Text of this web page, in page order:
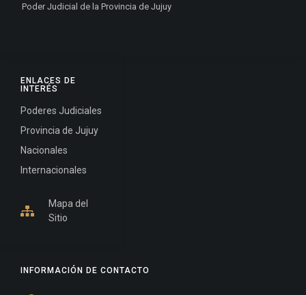
INFORMACIÓN DE CONTACTO
ENLACES DE
INTERÉS
Poderes Judiciales
Provincia de Jujuy
Nacionales
Internacionales
Mapa del
Sitio
Poder Judicial de la Provincia de Jujuy